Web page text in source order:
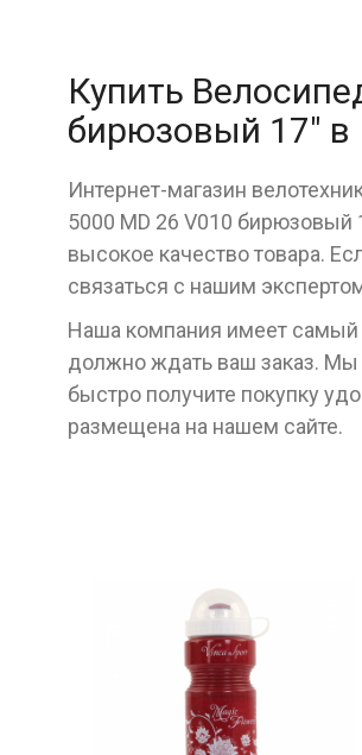
Купить
бирюзовый 17" в
Интернет-магазин
5000 MD 26 V010
высокое качество товара.
связаться с нашим
Наша компания имеет самый
должно ждать ваш заказ. Мы
быстро получите покупку
размещена на нашем сайте.